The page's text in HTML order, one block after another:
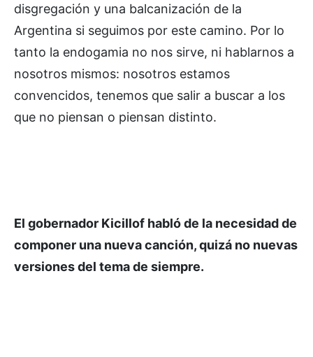
disgregación y una balcanización de la
Argentina si seguimos por este camino. Por lo
tanto la endogamia no nos sirve, ni hablarnos a
nosotros mismos: nosotros estamos
convencidos, tenemos que salir a buscar a los
que no piensan o piensan distinto.
El gobernador Kicillof habló de la necesidad de
componer una nueva canción, quizá no nuevas
versiones del tema de siempre.